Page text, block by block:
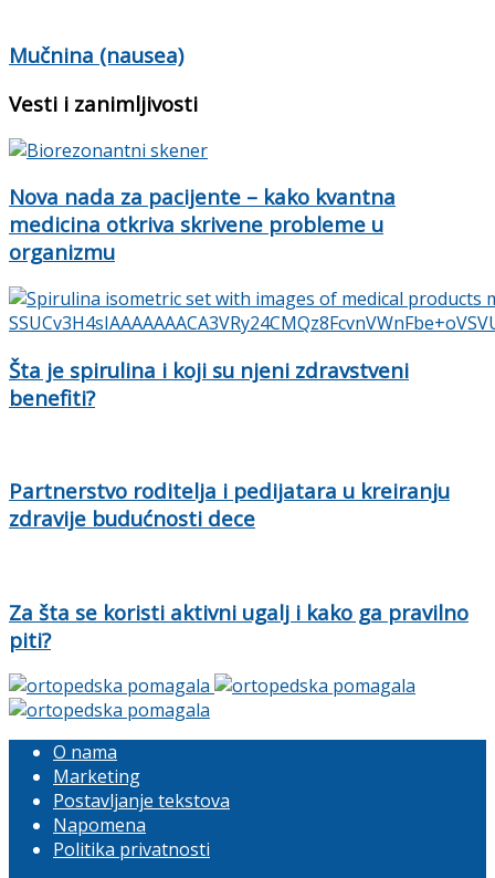
Mučnina (nausea)
Vesti i zanimljivosti
Nova nada za pacijente – kako kvantna
medicina otkriva skrivene probleme u
organizmu
Šta je spirulina i koji su njeni zdravstveni
benefiti?
Partnerstvo roditelja i pedijatara u kreiranju
zdravije budućnosti dece
Za šta se koristi aktivni ugalj i kako ga pravilno
piti?
O nama
Marketing
Postavljanje tekstova
Napomena
Politika privatnosti